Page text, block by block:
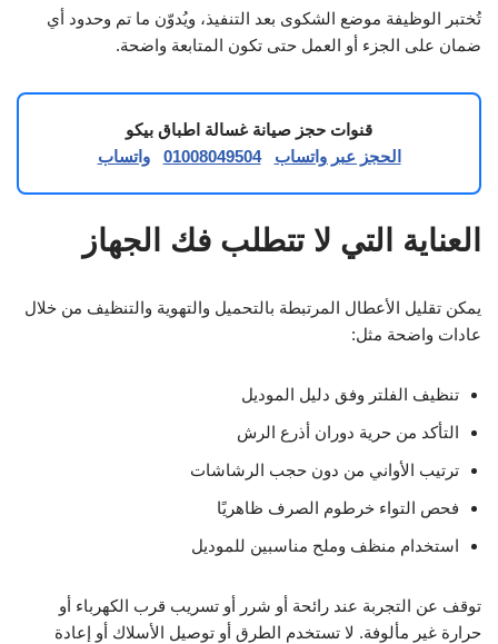
تُختبر الوظيفة موضع الشكوى بعد التنفيذ، ويُدوّن ما تم وحدود أي
ضمان على الجزء أو العمل حتى تكون المتابعة واضحة.
قنوات حجز صيانة غسالة اطباق بيكو
الحجز عبر واتساب
01008049504 واتساب
العناية التي لا تتطلب فك الجهاز
يمكن تقليل الأعطال المرتبطة بالتحميل والتهوية والتنظيف من خلال
عادات واضحة مثل:
تنظيف الفلتر وفق دليل الموديل
التأكد من حرية دوران أذرع الرش
ترتيب الأواني من دون حجب الرشاشات
فحص التواء خرطوم الصرف ظاهريًا
استخدام منظف وملح مناسبين للموديل
توقف عن التجربة عند رائحة أو شرر أو تسريب قرب الكهرباء أو
حرارة غير مألوفة. لا تستخدم الطرق أو توصيل الأسلاك أو إعادة